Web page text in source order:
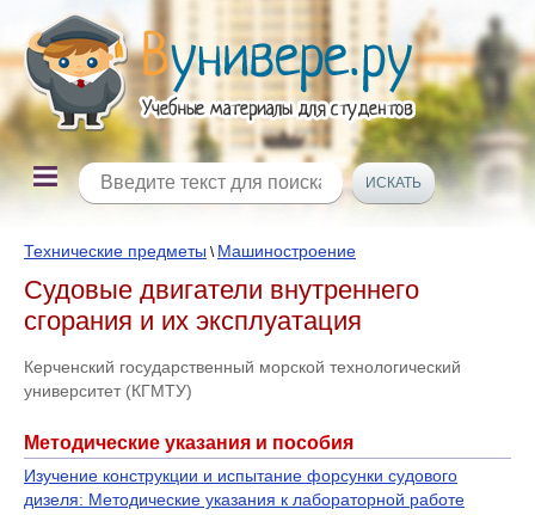
Технические предметы \ Машиностроение
Судовые двигатели внутреннего
сгорания и их эксплуатация
Керченский государственный морской технологический
университет (КГМТУ)
Методические указания и пособия
Изучение конструкции и испытание форсунки судового
дизеля: Методические указания к лабораторной работе